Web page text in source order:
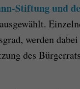
Stiftung und
werden
des